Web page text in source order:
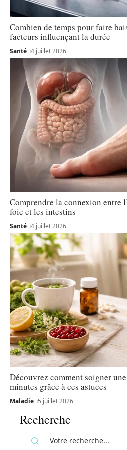
Combien de temps pour faire
facteurs influençant la durée
Santé 4 juillet 2026
Comprendre la connexion entre
foie et les intestins
Santé 4 juillet 2026
Découvrez comment soigner
minutes grâce à ces astuces
Maladie 5 juillet 2026
Recherche